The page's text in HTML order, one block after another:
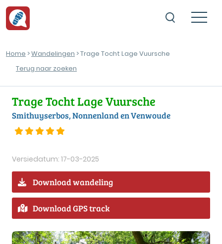
Home >Wandelingen > Trage Tocht Lage Vuursche
Terug naar zoeken
Trage Tocht Lage Vuursche
Smithuyserbos, Nonnenland en Venwoude
Versiedatum: 17-03-2025
Download wandeling
Download GPS track